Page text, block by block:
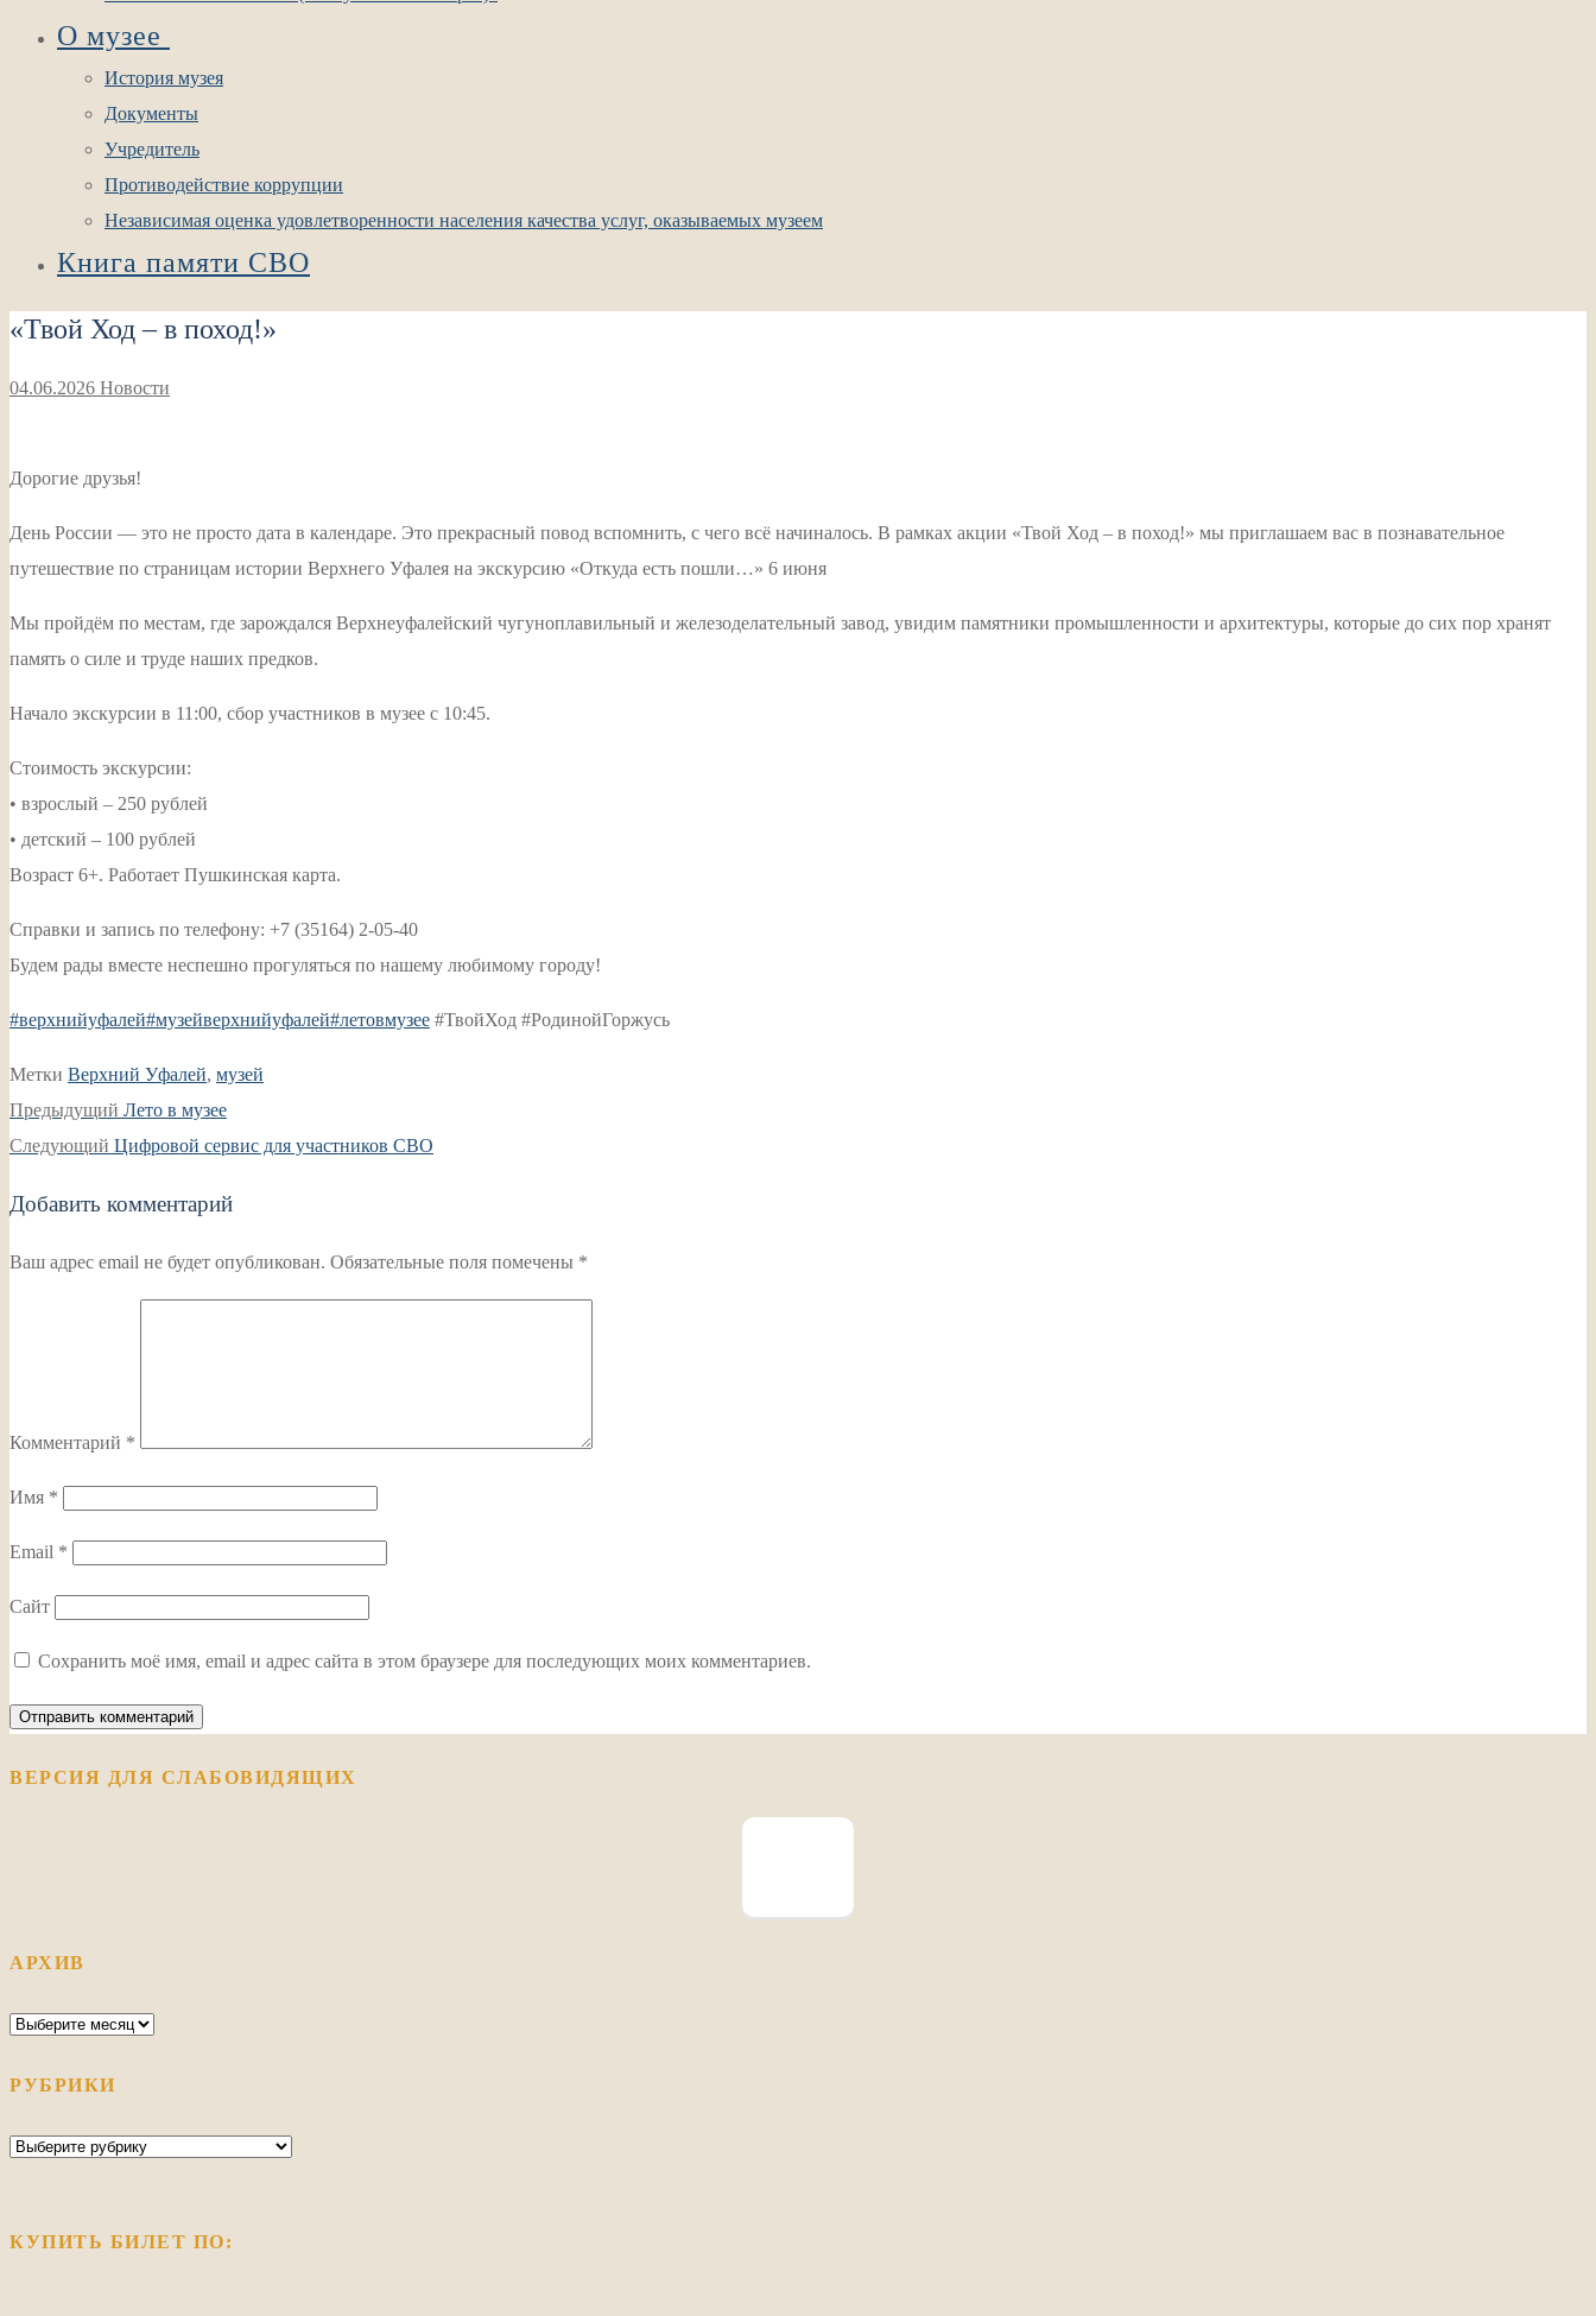
О музее
История музея
Документы
Учредитель
Противодействие коррупции
Независимая оценка удовлетворенности населения качества услуг, оказываемых музеем
Книга памяти СВО
«Твой Ход – в поход!»
04.06.2026 Новости
Дорогие друзья!
День России — это не просто дата в календаре. Это прекрасный повод вспомнить, с чего всё начиналось. В рамках акции «Твой Ход – в поход!» мы приглашаем вас в познавательное
путешествие по страницам истории Верхнего Уфалея на экскурсию «Откуда есть пошли…» 6 июня
Мы пройдём по местам, где зарождался Верхнеуфалейский чугуноплавильный и железоделательный завод, увидим памятники промышленности и архитектуры, которые до сих пор хранят
память о силе и труде наших предков.
Начало экскурсии в 11:00, сбор участников в музее с 10:45.
Стоимость экскурсии:
• взрослый – 250 рублей
• детский – 100 рублей
Возраст 6+. Работает Пушкинская карта.
Справки и запись по телефону: +7 (35164) 2-05-40
Будем рады вместе неспешно прогуляться по нашему любимому городу!
#верхнийуфалей#музейверхнийуфалей#летовмузее #ТвойХод #РодинойГоржусь
Метки Верхний Уфалей, музей
Навигация
по
Предыдущий Предыдущая
запись:
Лето в музее
Следующий Следующая
Цифровой сервис для участников СВО
Добавить комментарий
Ваш адрес email не будет опубликован. Обязательные поля помечены *
Комментарий *
Имя *
Email *
Сайт
Сохранить моё имя, email и адрес сайта в этом браузере для последующих моих комментариев.
ВЕРСИЯ ДЛЯ СЛАБОВИДЯЩИХ
АРХИВ
Архив
РУБРИКИ
Рубрики
КУПИТЬ БИЛЕТ ПО: